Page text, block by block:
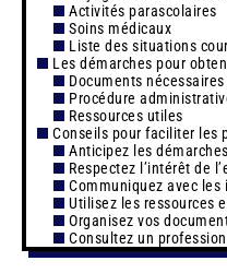
Activités parascolaires
Soins médicaux
Liste des situations
Les démarches pour
Documents nécessaires
Procédure
Ressources utiles
Conseils pour faciliter les
Anticipez les démarches
Respectez l’intérêt de
Communiquez avec les
Utilisez les ressources
Organisez vos
Consultez un